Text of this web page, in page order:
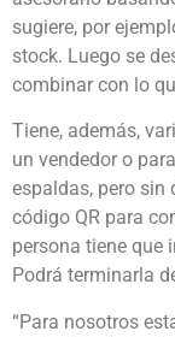
sugiere, por
stock. Luego se
combinar con lo
Tiene, además,
un vendedor o
espaldas, pero sin
código QR para
persona tiene que
Podrá terminarla
“Para nosotros